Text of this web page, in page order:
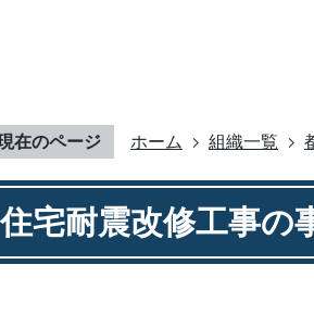
在のページ ホーム 組織一覧
住宅耐震改修工事の